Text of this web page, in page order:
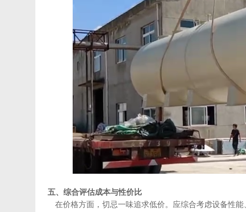
五、综合评估成本与性价比
在价格方面，切忌一味追求低价。应综合考虑设备性